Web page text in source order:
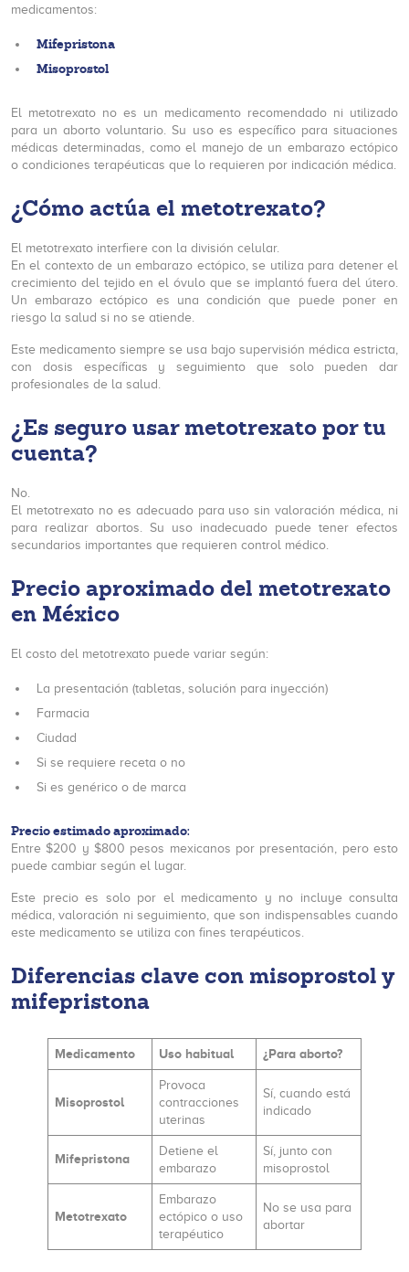
medicamentos:
Mifepristona
Misoprostol
El metotrexato no es un medicamento recomendado ni utilizado
para un aborto voluntario. Su uso es específico para situaciones
médicas determinadas, como el manejo de un embarazo ectópico
o condiciones terapéuticas que lo requieren por indicación médica.
¿Cómo actúa el metotrexato?
El metotrexato interfiere con la división celular.
En el contexto de un embarazo ectópico, se utiliza para detener el
crecimiento del tejido en el óvulo que se implantó fuera del útero.
Un embarazo ectópico es una condición que puede poner en
riesgo la salud si no se atiende.
Este medicamento siempre se usa bajo supervisión médica estricta,
con dosis específicas y seguimiento que solo pueden dar
profesionales de la salud.
¿Es seguro usar metotrexato por tu
cuenta?
No.
El metotrexato no es adecuado para uso sin valoración médica, ni
para realizar abortos. Su uso inadecuado puede tener efectos
secundarios importantes que requieren control médico.
Precio aproximado del metotrexato
en México
El costo del metotrexato puede variar según:
La presentación (tabletas, solución para inyección)
Farmacia
Ciudad
Si se requiere receta o no
Si es genérico o de marca
Precio estimado aproximado:
Entre $200 y $800 pesos mexicanos por presentación, pero esto
puede cambiar según el lugar.
Este precio es solo por el medicamento y no incluye consulta
médica, valoración ni seguimiento, que son indispensables cuando
este medicamento se utiliza con fines terapéuticos.
Diferencias clave con misoprostol y
mifepristona
Medicamento Uso habitual ¿Para aborto?
Misoprostol
Provoca
contracciones
uterinas
Sí, cuando está
indicado
Mifepristona
Detiene el
embarazo
Sí, junto con
misoprostol
Metotrexato
Embarazo
ectópico o uso
terapéutico
No se usa para
abortar